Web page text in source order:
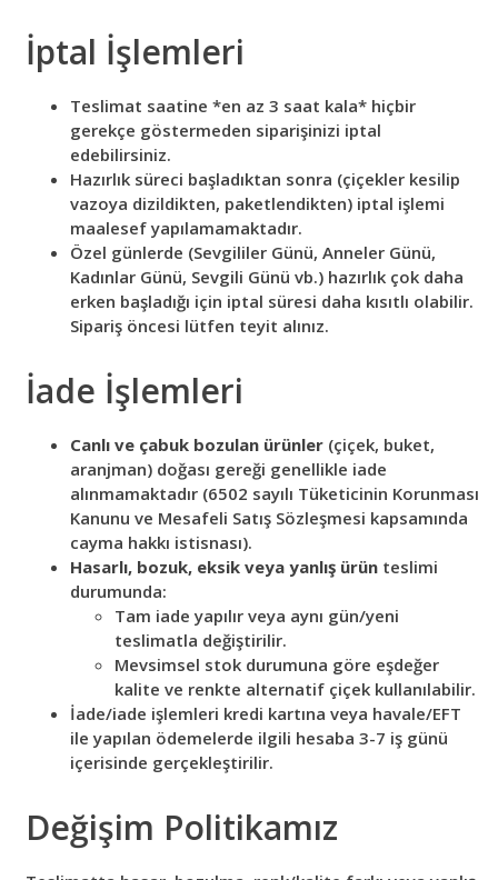
İptal İşlemleri
Teslimat saatine *en az 3 saat kala* hiçbir
gerekçe göstermeden siparişinizi iptal
edebilirsiniz.
Hazırlık süreci başladıktan sonra (çiçekler kesilip
vazoya dizildikten, paketlendikten) iptal işlemi
maalesef yapılamamaktadır.
Özel günlerde (Sevgililer Günü, Anneler Günü,
Kadınlar Günü, Sevgili Günü vb.) hazırlık çok daha
erken başladığı için iptal süresi daha kısıtlı olabilir.
Sipariş öncesi lütfen teyit alınız.
İade İşlemleri
Canlı ve çabuk bozulan ürünler (çiçek, buket,
aranjman) doğası gereği genellikle iade
alınmamaktadır (6502 sayılı Tüketicinin Korunması
Kanunu ve Mesafeli Satış Sözleşmesi kapsamında
cayma hakkı istisnası).
Hasarlı, bozuk, eksik veya yanlış ürün teslimi
durumunda:
Tam iade yapılır veya aynı gün/yeni
teslimatla değiştirilir.
Mevsimsel stok durumuna göre eşdeğer
kalite ve renkte alternatif çiçek kullanılabilir.
İade/iade işlemleri kredi kartına veya havale/EFT
ile yapılan ödemelerde ilgili hesaba 3-7 iş günü
içerisinde gerçekleştirilir.
Değişim Politikamız